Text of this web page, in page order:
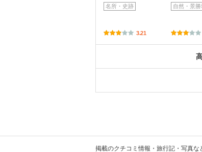
名所・史跡
3.21
自然・景勝
掲載のクチコミ情報・旅行記・写真な